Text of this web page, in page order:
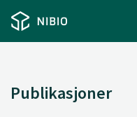
Publikasjoner